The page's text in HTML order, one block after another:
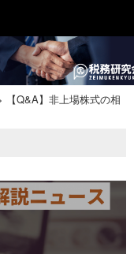
【Q&A】非上場株式の相